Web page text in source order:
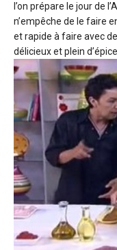
l’on prépare le jour de
n’empêche de le faire
et rapide à faire avec
délicieux et plein